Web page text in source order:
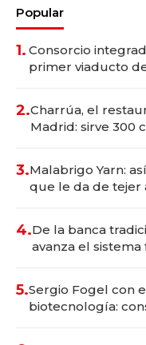
Popular
1. Consorcio
primer viaducto
2.Charrúa, el
Madrid: sirve 300
3.Malabrigo Yarn:
que le da de tejer
4.De la banca
avanza el
5.Sergio Fogel con
biotecnología: